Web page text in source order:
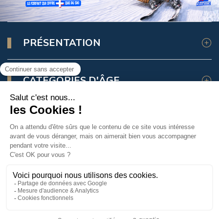
PRÉSENTATION
CATÉGORIES D'ÂGE
ASSURANCE SKI